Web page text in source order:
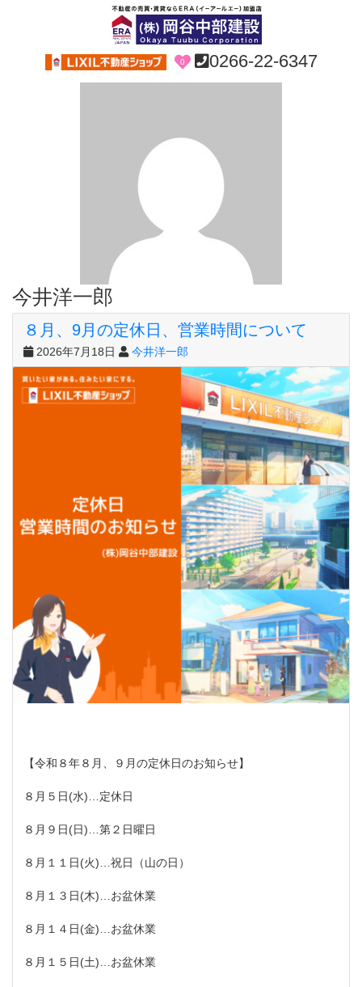
0 0266-22-6347
今井洋一郎
８月、9月の定休日、営業時間について
2026年7月18日 今井洋一郎
【令和８年８月、９月の定休日のお知らせ】
８月５日(水)…定休日
８月９日(日)…第２日曜日
８月１１日(火)…祝日（山の日）
８月１３日(木)…お盆休業
８月１４日(金)…お盆休業
８月１５日(土)…お盆休業